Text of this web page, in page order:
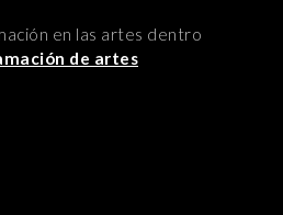
en las artes dentro
de artes